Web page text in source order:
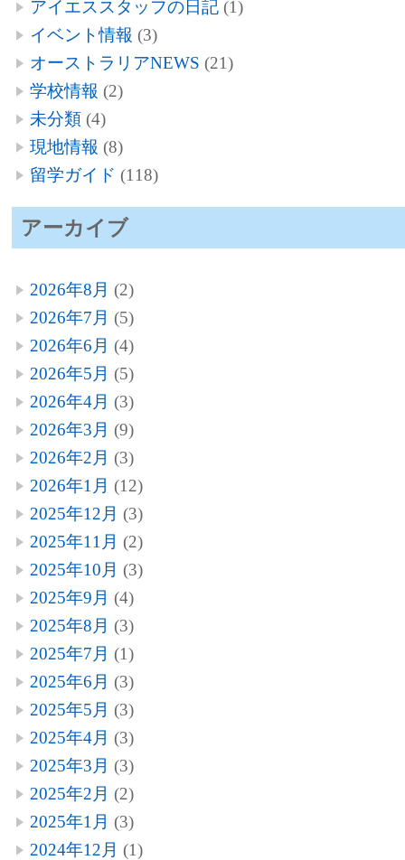
アイエススタッフの日記(1)
イベント情報 (3)
オーストラリアNEWS (21)
学校情報 (2)
未分類(4)
現地情報 (8)
留学ガイド (118)
アーカイブ
2026年8月 (2)
2026年7月 (5)
2026年6月 (4)
2026年5月 (5)
2026年4月 (3)
2026年3月 (9)
2026年2月 (3)
2026年1月 (12)
2025年12月 (3)
2025年11月 (2)
2025年10月 (3)
2025年9月 (4)
2025年8月 (3)
2025年7月 (1)
2025年6月 (3)
2025年5月 (3)
2025年4月 (3)
2025年3月 (3)
2025年2月 (2)
2025年1月 (3)
2024年12月 (1)